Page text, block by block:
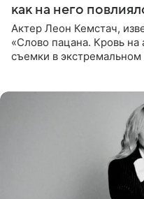
как на него
Актер Леон Кемстач,
«Слово пацана. Кровь на
съемки в